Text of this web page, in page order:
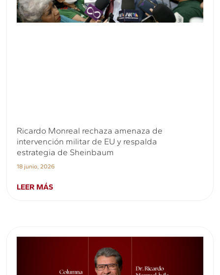
Ricardo Monreal rechaza amenaza de
intervención militar de EU y respalda
estrategia de Sheinbaum
18 junio, 2026
LEER MÁS